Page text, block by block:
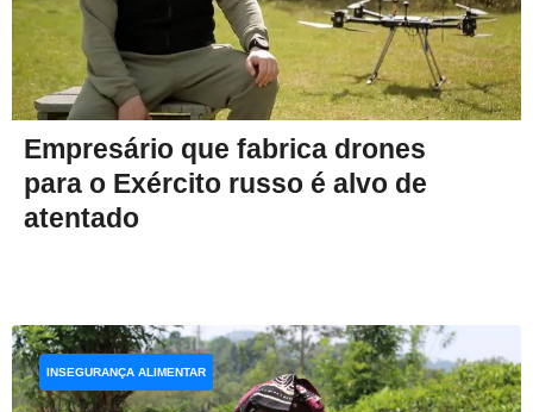
Empresário que fabrica drones
para o Exército russo é alvo de
atentado
INSEGURANÇA ALIMENTAR